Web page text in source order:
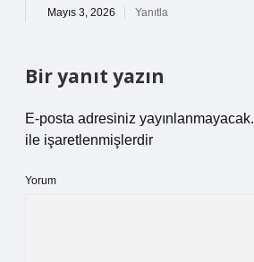
Mayıs 3, 2026 Yanıtla
Bir yanıt yazın
E-posta adresiniz yayınlanmayacak.
ile işaretlenmişlerdir
Yorum